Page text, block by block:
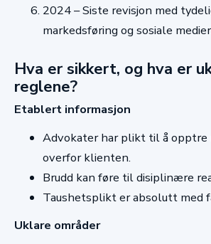
2024– Siste revisjon med
markedsføring og sosiale
Hva er sikkert, og hva er
reglene?
Etablert informasjon
Advokater har plikt til å opptre
overfor klienten.
Brudd kan føre til disiplinære
Taushetsplikt er absolutt med
Uklare områder